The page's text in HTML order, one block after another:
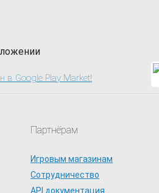
Партнёрам
Игровым магазинам
Сотрудничество
API документация